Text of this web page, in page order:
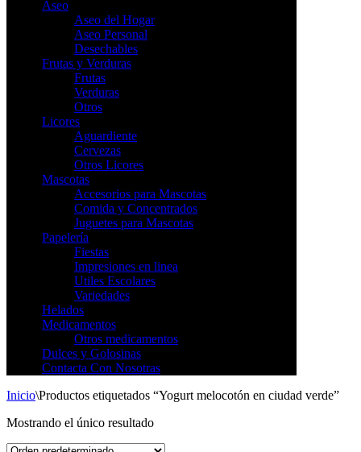
Aseo
Aseo del Hogar
Aseo Personal
Desechables
Frutas y Verduras
Frutas
Verduras
Otros
Licores
Aguardiente
Cervezas
Otros Licores
Mascotas
Accesorios para Mascotas
Comida y Concentrados
Juguetes para Mascotas
Papelería
Fiestas
Impresiones en linea
Utiles Escolares
Variedades
Helados
Medicamentos
Otros medicamentos
Dulces y Golosinas
Contacta Con Nosotras
Inicio\Productos etiquetados “Yogurt melocotón en ciudad verde”
Mostrando el único resultado